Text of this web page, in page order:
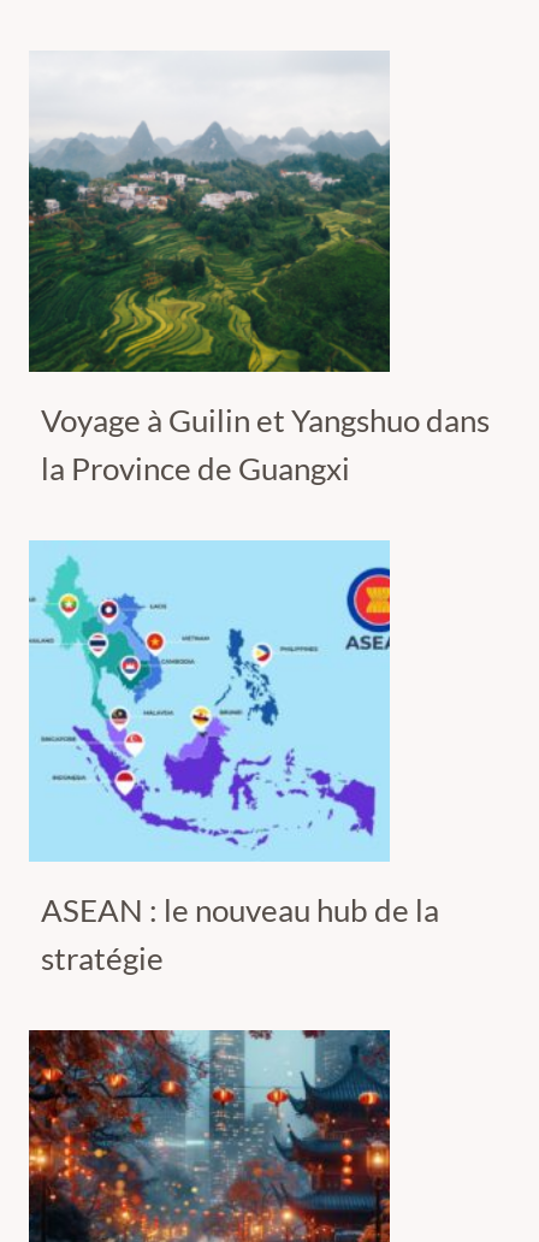
Voyage à Guilin et Yangshuo dans
la Province de Guangxi
ASEAN : le nouveau hub de la
stratégie